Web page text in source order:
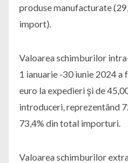
produse manufacturate
import).
Valoarea schimburilor
1 ianuarie -30 iunie 2024
euro la expedieri şi de
introduceri, reprezentând
73,4% din total importuri.
Valoarea schimburilor